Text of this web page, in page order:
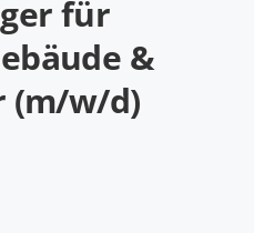
für
&
w/d)